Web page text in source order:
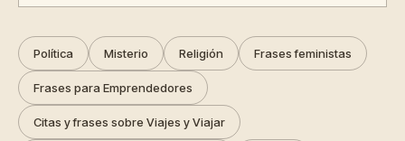
Política Misterio Religión Frases feministas
Frases para Emprendedores
Citas y frases sobre Viajes y Viajar